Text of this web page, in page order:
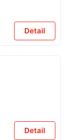
Detail
Detail